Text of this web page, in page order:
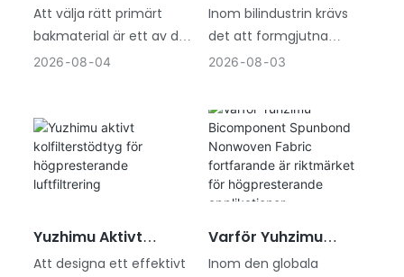
hållbarhet, komfort och
långsiktig prestanda.
Bakom en högkvalitativ
roll för att bibehålla
strukturell integritet och
säkerställa tillförlitlig
prestanda under hela
Tyg För Tillverkning
Av Tuftade Mattor:
Förbättrad
Att välja rätt primärt
bakmaterial är ett av de
viktigaste besluten vid
garnkvalitet,
tuftningsmaskiner och
latexsystem alla bidrar till
slutprodukten, avgör
element kan fungera
konsekvent under hela
2026 08 04
Automotive
Mattunderlagsmateri
Al För Gjutna Mattor
Inom bilindustrin krävs
det att formgjutna
mattor är mer än bara
ge långvarig hållbarhet,
minska buller i bilen och
motstå krävande
tillverkningsprocesser.
förstärkningslager spelar
baksidesmaterial för
2026 08 03
Yuzhimu Aktivt
Kolfilterstödtyg För
Att designa ett effektivt
Varför Yuhzimu
Bicomponent
Inom den globala